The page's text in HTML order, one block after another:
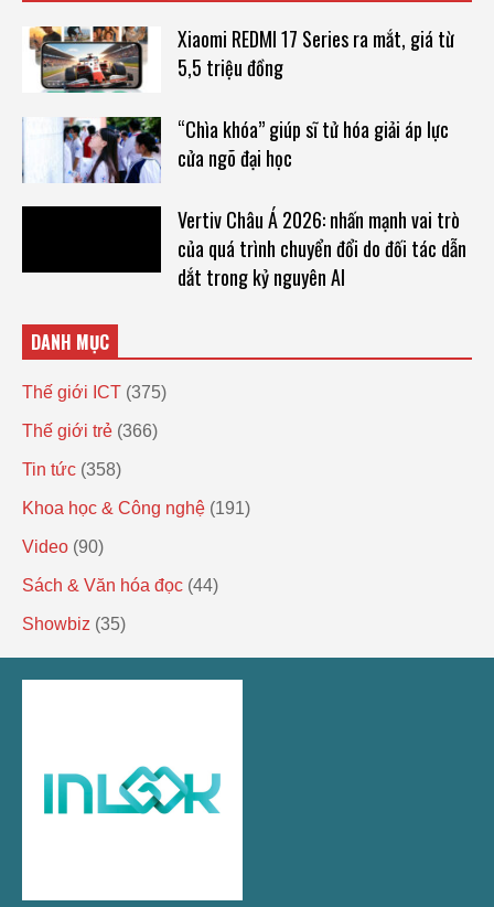
Xiaomi REDMI 17 Series ra mắt, giá từ
5,5 triệu đồng
“Chìa khóa” giúp sĩ tử hóa giải áp lực
cửa ngõ đại học
Vertiv Châu Á 2026: nhấn mạnh vai trò
của quá trình chuyển đổi do đối tác dẫn
dắt trong kỷ nguyên AI
DANH MỤC
Thế giới ICT (375)
Thế giới trẻ (366)
Tin tức (358)
Khoa học & Công nghệ (191)
Video (90)
Sách & Văn hóa đọc (44)
Showbiz (35)